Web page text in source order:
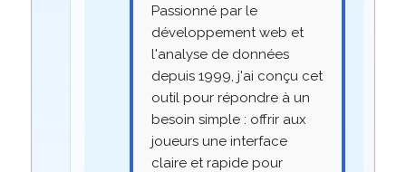
Passionné par le
développement web et
l'analyse de données
depuis 1999, j'ai conçu cet
outil pour répondre à un
besoin simple : offrir aux
joueurs une interface
claire et rapide pour